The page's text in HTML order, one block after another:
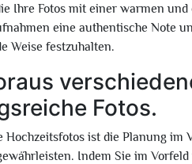
Ihre Fotos mit einer warmen
eine authentische Note
Weise festzuhalten.
Fotos.
ist die Planung im
Indem Sie im